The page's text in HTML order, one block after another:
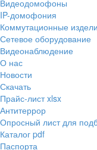
Видеодомофоны
IP-домофония
Коммутационные
Сетевое оборудование
Видеонаблюдение
О нас
Новости
Скачать
Прайс-лист xlsx
Антитеррор
Опросный лист для
Каталог pdf
Паспорта